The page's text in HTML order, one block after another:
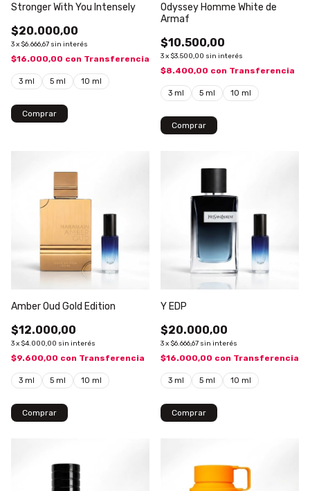
Stronger With You Intensely
$20.000,00
3x $6.666,67 sin interés
$16.000,00 con Transferencia
3 ml 5 ml 10 ml
Comprar
Odyssey Homme White de
Armaf
$10.500,00
3x $3.500,00 sin interés
$8.400,00 con Transferencia
3 ml 5 ml 10 ml
Comprar
Amber Oud Gold Edition
$12.000,00
3x $4.000,00 sin interés
$9.600,00 con Transferencia
3 ml 5 ml 10 ml
Comprar
Y EDP
$20.000,00
3x $6.666,67 sin interés
$16.000,00 con Transferencia
3 ml 5 ml 10 ml
Comprar